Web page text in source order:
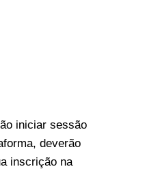
iniciar sessão
deverão
inscrição na